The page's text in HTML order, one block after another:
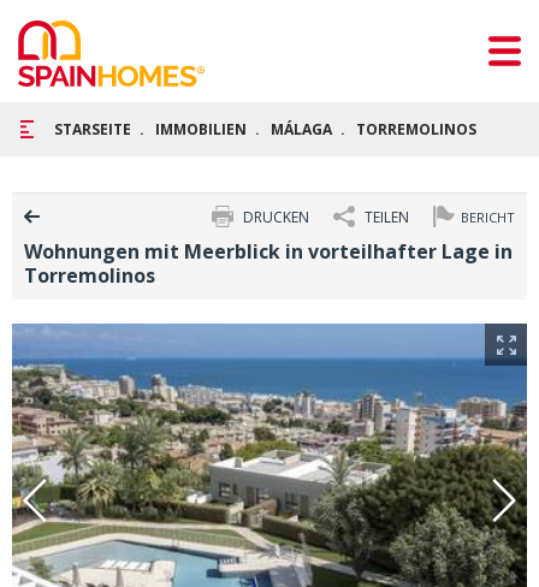
STARSEITE IMMOBILIEN MÁLAGA TORREMOLINOS
BERICHT
TEILEN
DRUCKEN
Wohnungen mit Meerblick in vorteilhafter Lage in
Torremolinos